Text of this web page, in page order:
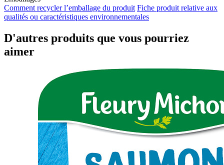
Comment recycler l’emballage du produit Fiche produit relative aux
qualités ou caractéristiques environnementales
D'autres produits que vous pourriez
aimer